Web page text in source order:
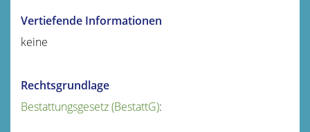
Vertiefende Informationen
keine
Rechtsgrundlage
Bestattungsgesetz (BestattG):